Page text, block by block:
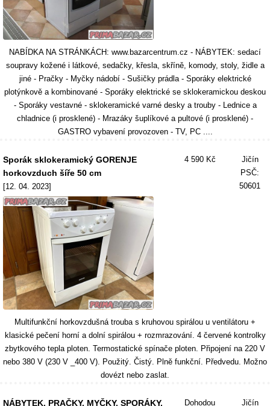
NABÍDKA NA STRÁNKÁCH: www.bazarcentrum.cz - NÁBYTEK: sedací
soupravy kožené i látkové, sedačky, křesla, skříně, komody, stoly, židle a
jiné - Pračky - Myčky nádobí - Sušičky prádla - Sporáky elektrické
plotýnkově a kombinované - Sporáky elektrické se sklokeramickou deskou
- Sporáky vestavné - sklokeramické varné desky a trouby - Lednice a
chladnice (i prosklené) - Mrazáky šuplíkové a pultové (i prosklené) -
GASTRO vybavení provozoven - TV, PC ....
Sporák sklokeramický GORENJE
horkovzduch šíře 50 cm
[12. 04. 2023]
4 590 Kč
Jičín
PSČ:
50601
Multifunkční horkovzdušná trouba s kruhovou spirálou u ventilátoru +
klasické pečení horní a dolní spirálou + rozmrazování. 4 červené kontrolky
zbytkového tepla ploten. Termostatické spínače ploten. Připojení na 220 V
nebo 380 V (230 V _400 V). Použitý. Čistý. Plně funkční. Předvedu. Možno
dovézt nebo zaslat.
NÁBYTEK. PRAČKY. MYČKY. SPORÁKY.
Dohodou
Jičín